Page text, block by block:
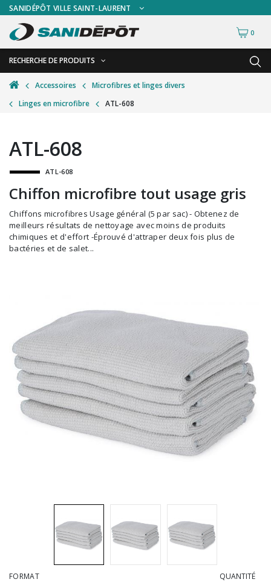
SANIDÉPÔT VILLE SAINT-LAURENT
0
RECHERCHE DE PRODUITS
RETOUR
Accessoires de sécurité
Accessoires pour le lavage de mur
Accessoires pour salles de bain
Alimentaire
Autres accessoires
Balais et porte-poussières
Chariots et manutention
Distributrices et supports
Grattoirs, moutons et racloirs pour vitres/planchers
Guenilles et éponges
Hygiène personnelle
Microfibres et linges divers
Vadrouilles, manches et cadres
RETOUR
Gants
Plexiglas
Signalisations
Test de diagnostic
Thermomètre
Vêtements de sécurité
Accessoires
Microfibres et linges divers
Linges en microfibre
ATL-608
ATL-608
ATL-608
Chiffon microfibre tout usage gris
Chiffons microfibres Usage général (5 par sac) - Obtenez de
meilleurs résultats de nettoyage avec moins de produits
chimiques et d'effort -Éprouvé d'attraper deux fois plus de
bactéries et de salet...
FORMAT
QUANTITÉ